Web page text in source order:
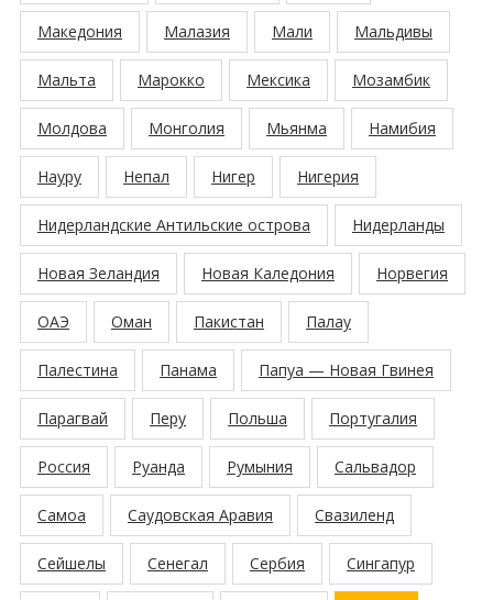
Македония Малазия Мали Мальдивы
Мальта Марокко Мексика Мозамбик
Молдова Монголия Мьянма Намибия
Науру Непал Нигер Нигерия
Нидерландские Антильские острова Нидерланды
Новая Зеландия Новая Каледония Норвегия
ОАЭ Оман Пакистан Палау
Палестина Панама Папуа — Новая Гвинея
Парагвай Перу Польша Португалия
Россия Руанда Румыния Сальвадор
Самоа Саудовская Аравия Свазиленд
Сейшелы Сенегал Сербия Сингапур